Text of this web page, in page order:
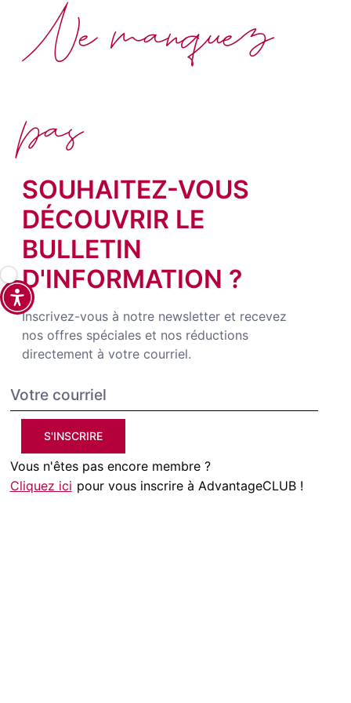
SOUHAITEZ-VOUS
DÉCOUVRIR LE
BULLETIN
D'INFORMATION ?
Inscrivez-vous à notre newsletter et recevez
nos offres spéciales et nos réductions
directement à votre courriel.
S'INSCRIRE
Vous n'êtes pas encore membre ?
Cliquez ici pour vous inscrire à AdvantageCLUB !
Ne manquez
pas